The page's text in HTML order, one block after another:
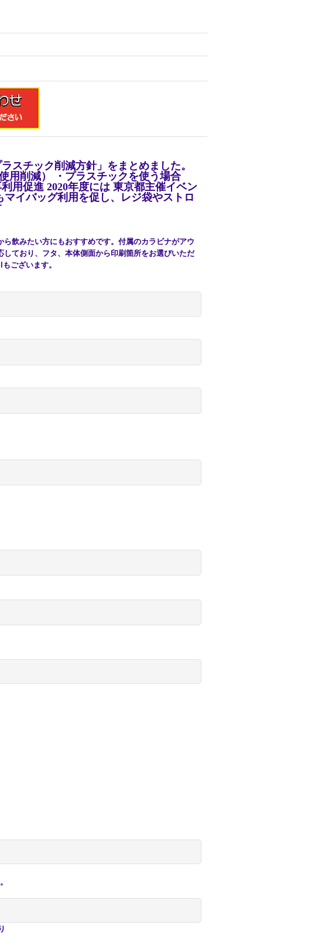
スチック削減方針」をまとめました。
用削減） ・プラスチックを使う場合
用促進 2020年度には 東京都主催イベン
イバッグ利用を促し、レジ袋やストロ
飲みたい方にもおすすめです。付属のカラビナがアウ
ており、フタ、本体側面から印刷箇所をお選びいただ
ございます。